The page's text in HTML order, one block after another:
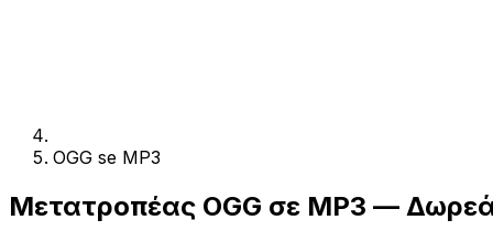
OGG se MP3
Μετατροπέας OGG σε MP3 —